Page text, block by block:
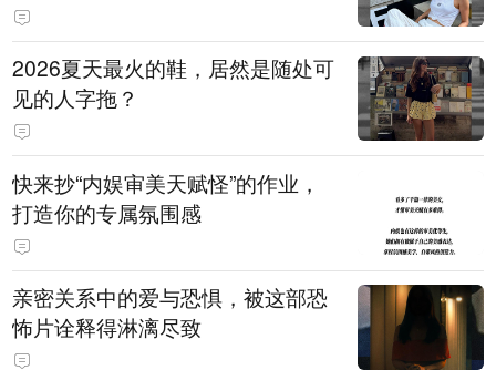
2026夏天最火的鞋，居然是随处可
见的人字拖？
快来抄“内娱审美天赋怪”的作业，
打造你的专属氛围感
亲密关系中的爱与恐惧，被这部恐
怖片诠释得淋漓尽致